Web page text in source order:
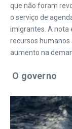
que não foram
o serviço de
imigrantes. A nota
recursos
aumento na
O governo